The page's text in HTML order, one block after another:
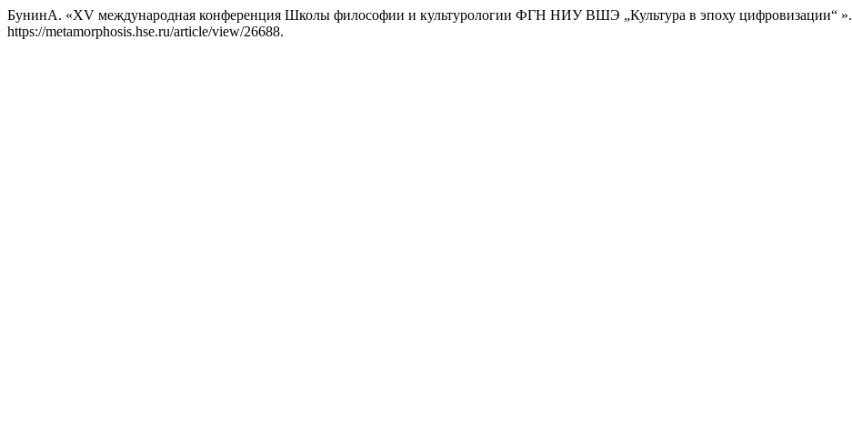
БунинА. «XV международная конференция Школы философии и культурологии ФГН НИУ ВШЭ „Культура в эпоху цифровизации“ ».
https://metamorphosis.hse.ru/article/view/26688.